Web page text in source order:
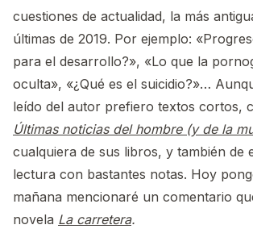
cuestiones de actualidad, la más
últimas de 2019. Por ejemplo:
para el desarrollo?», «Lo que la
oculta», «¿Qué es el suicidio?»…
leído del autor prefiero textos cortos,
Últimas noticias del hombre (y de la
cualquiera de sus libros, y también de
lectura con bastantes notas. Hoy
mañana mencionaré un comentario
novela La carretera.